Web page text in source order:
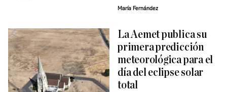
María Fernández
La Aemet publica su
primera predicción
meteorológica para el
día del eclipse solar
total